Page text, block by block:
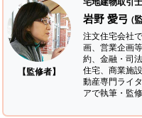
【監修者】
岩野 愛弓 (
注文住宅会社
画、営業企画
約、金融・司
住宅、商業施
動産専門ライ
アで執筆・監修